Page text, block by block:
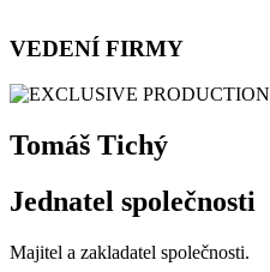
VEDENÍ FIRMY
Tomáš Tichý
Jednatel společnosti
Majitel a zakladatel společnosti.